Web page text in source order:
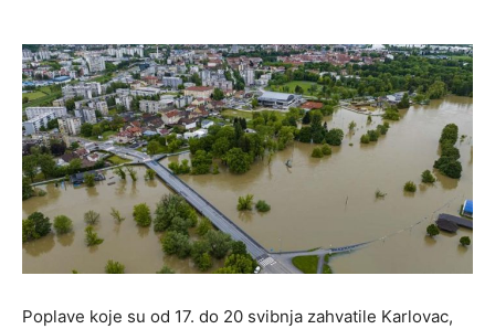
Poplave koje su od 17. do 20 svibnja zahvatile Karlovac,